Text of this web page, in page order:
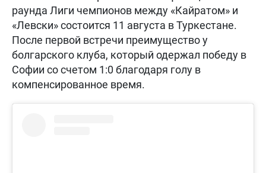
раунда Лиги чемпионов между «Кайратом» и
«Левски» состоится 11 августа в Туркестане.
После первой встречи преимущество у
болгарского клуба, который одержал победу в
Софии со счетом 1:0 благодаря голу в
компенсированное время.